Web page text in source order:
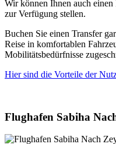
Wir können Ihnen auch
zur Verfügung stellen.
Buchen Sie einen Transfer
Reise in komfortablen
Mobilitätsbedürfnisse
Hier sind die Vorteile der
Flughafen Sabiha